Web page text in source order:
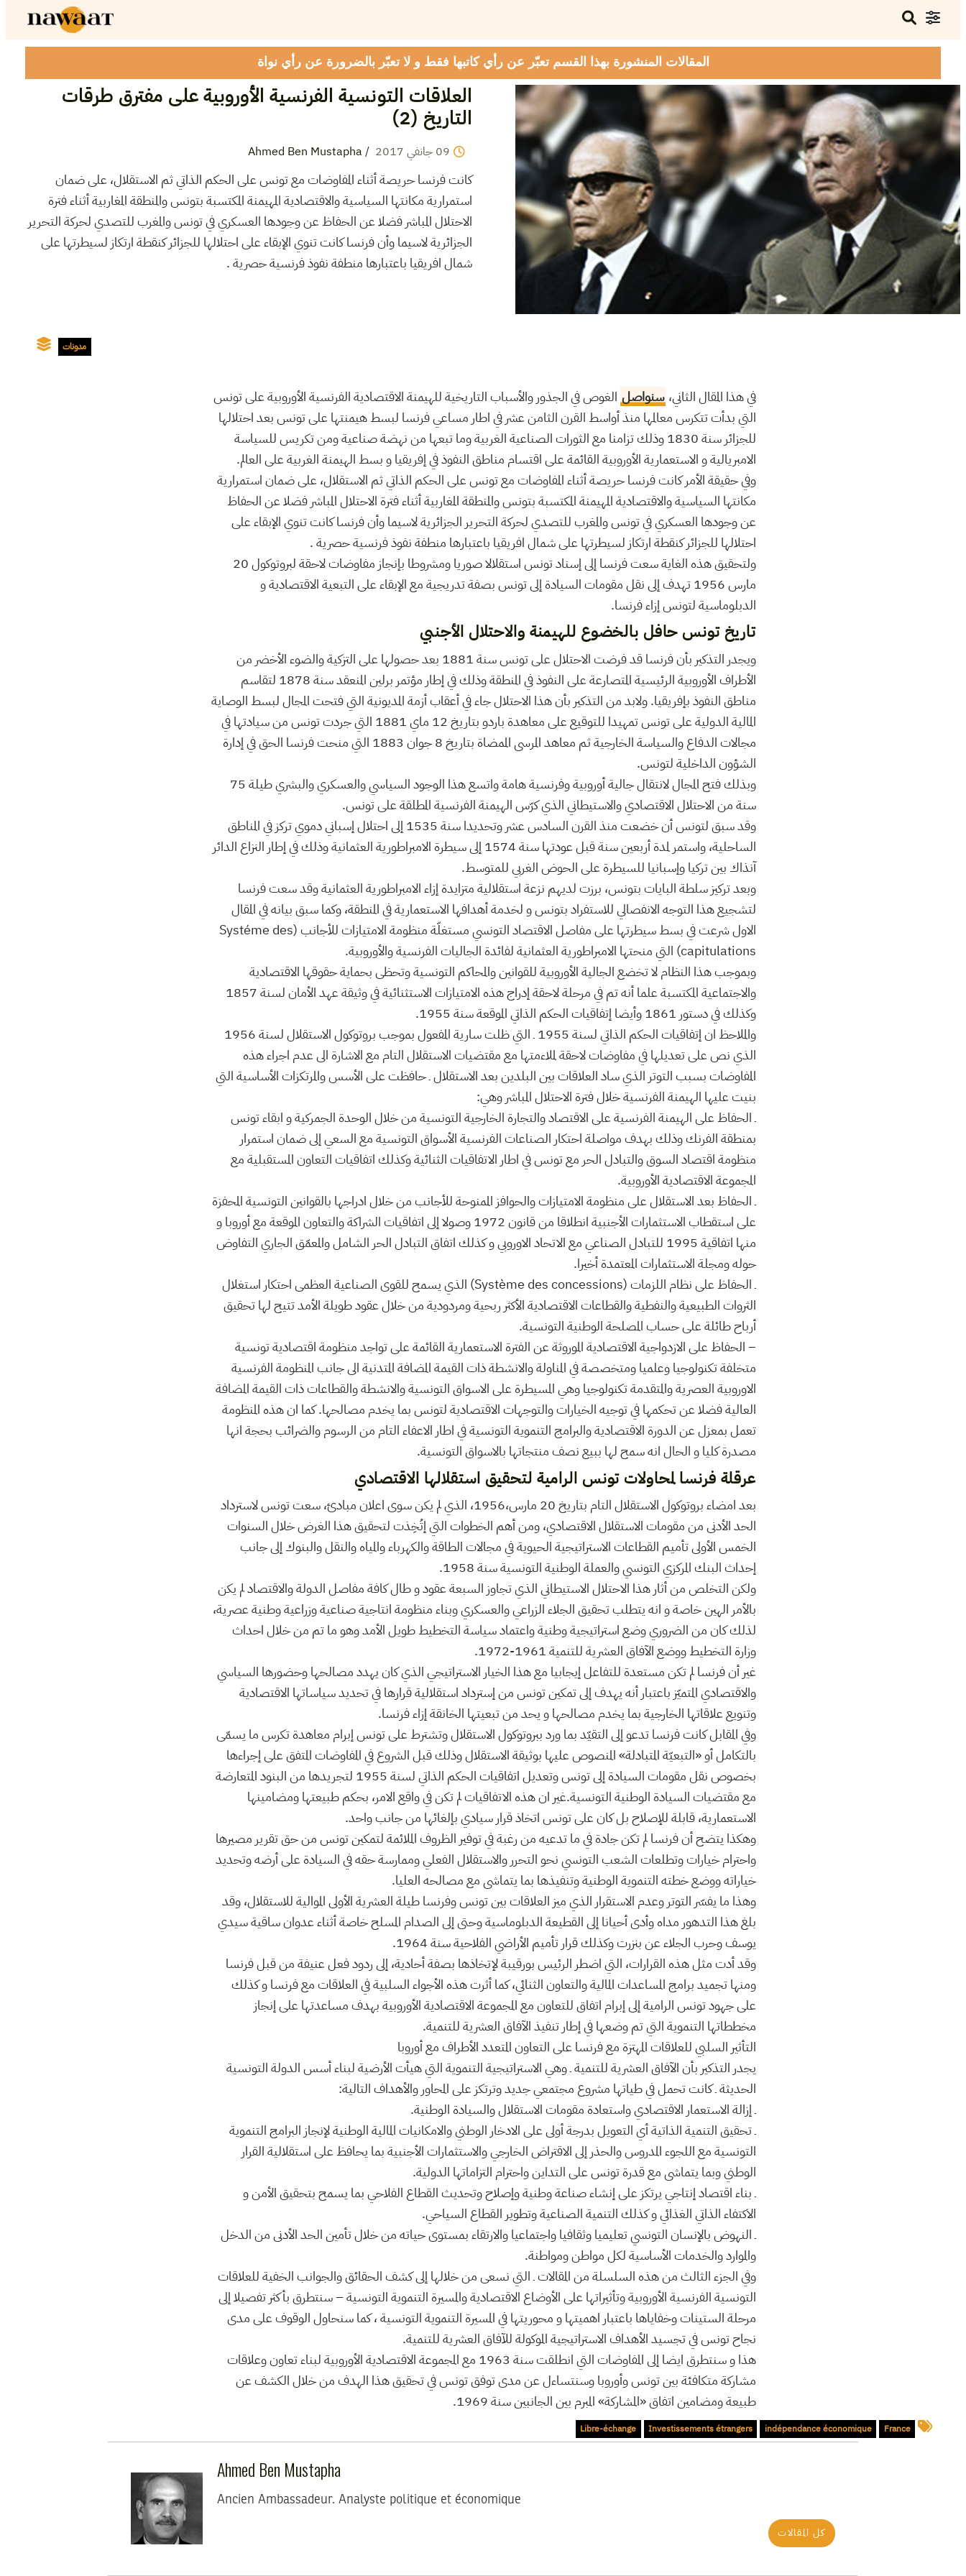
المقالات المنشورة بهذا القسم تعبّر عن رأي كاتبها فقط و لا تعبّر بالضرورة عن رأي نواة
العلاقات التونسية الفرنسية الأوروبية على مفترق طرقات
التاريخ (2)
09 جانفي 2017
/
Ahmed Ben Mustapha
كانت فرنسا حريصة أثناء المفاوضات مع تونس على الحكم الذاتي ثم الاستقلال، على ضمان
استمرارية مكانتها السياسية والاقتصادية المهيمنة المكتسبة بتونس والمنطقة المغاربية أثناء فترة
الاحتلال المباشر فضلا عن الحفاظ عن وجودها العسكري في تونس والمغرب للتصدي لحركة التحرير
الجزائرية لاسيما وأن فرنسا كانت تنوي الإبقاء على احتلالها للجزائر كنقطة ارتكاز لسيطرتها على
شمال افريقيا باعتبارها منطفة نفوذ فرنسية حصرية .
مدونات
في هذا المقال الثاني، سنواصل الغوص في الجذور والأسباب التاريخية للهيمنة الاقتصادية الفرنسية الأوروبية على تونس
التي بدأت تتكرس معالمها منذ أواسط القرن الثامن عشر في اطار مساعي فرنسا لبسط هيمنتها على تونس بعد احتلالها
للجزائر سنة 1830 وذلك تزامنا مع الثورات الصناعية الغربية وما تبعها من نهضة صناعية ومن تكريس للسياسة
الامبريالية و الاستعمارية الأوروبية القائمة على اقتسام مناطق النفوذ في إفريقيا و بسط الهيمنة الغربية على العالم.
وفي حقيقة الأمر كانت فرنسا حريصة أثناء المفاوضات مع تونس على الحكم الذاتي ثم الاستقلال، على ضمان استمرارية
مكانتها السياسية والاقتصادية المهيمنة المكتسبة بتونس والمنطقة المغاربية أثناء فترة الاحتلال المباشر فضلا عن الحفاظ
عن وجودها العسكري في تونس والمغرب للتصدي لحركة التحرير الجزائرية لاسيما وأن فرنسا كانت تنوي الإبقاء على
احتلالها للجزائر كنقطة ارتكاز لسيطرتها على شمال افريقيا باعتبارها منطفة نفوذ فرنسية حصرية .
ولتحقيق هذه الغاية سعت فرنسا إلى إسناد تونس استقلالا صوريا ومشروطا بإنجاز مفاوضات لاحقة لبروتوكول 20
مارس 1956 تهدف إلى نقل مقومات السيادة إلى تونس بصفة تدريجية مع الإبقاء على التبعية الاقتصادية و
الدبلوماسية لتونس إزاء فرنسا.
تاريخ تونس حافل بالخضوع للهيمنة والاحتلال الأجنبي
ويجدر التذكير بأن فرنسا قد فرضت الاحتلال على تونس سنة 1881 بعد حصولها على التزكية والضوء الأخضر من
الأطراف الأوروبية الرئيسية المتصارعة على النفوذ في المنطقة وذلك في إطار مؤتمر برلين المنعقد سنة 1878 لتقاسم
مناطق النفوذ بإفريقيا. ولابد من التذكير بأن هذا الاحتلال جاء في أعقاب أزمة المديونية التي فتحت المجال لبسط الوصاية
المالية الدولية على تونس تمهيدا للتوقيع على معاهدة باردو بتاريخ 12 ماي 1881 التي جردت تونس من سيادتها في
مجالات الدفاع والسياسة الخارجية ثم معاهد المرسى الممضاة بتاريخ 8 جوان 1883 التي منحت فرنسا الحق في إدارة
الشؤون الداخلية لتونس.
وبذلك فتح المجال لانتقال جالية أوروبية وفرنسية هامة واتسع هذا الوجود السياسي والعسكري والبشري طيلة 75
سنة من الاحتلال الاقتصادي والاستيطاني الذي كرّس الهيمنة الفرنسية المطلقة على تونس.
وقد سبق لتونس أن خضعت منذ القرن السادس عشر وتحديدا سنة 1535 إلى احتلال إسباني دموي تركز في المناطق
الساحلية، واستمر لمدة أربعين سنة قبل عودتها سنة 1574 إلى سيطرة الامبراطورية العثمانية وذلك في إطار النزاع الدائر
آنذاك بين تركيا وإسبانيا للسيطرة على الحوض الغربي للمتوسط.
وبعد تركيز سلطة البايات بتونس، برزت لديهم نزعة استقلالية متزايدة إزاء الامبراطورية العثمانية وقد سعت فرنسا
لتشجيع هذا التوجه الانفصالي للاستفراد بتونس و لخدمة أهدافها الاستعمارية في المنطقة، وكما سبق بيانه في المقال
الاول شرعت في بسط سيطرتها على مفاصل الاقتصاد التونسي مستغلّة منظومة الامتيازات للأجانب (Systéme des
capitulations) التي منحتها الامبراطورية العثمانية لفائدة الجاليات الفرنسية والأوروبية.
وبموجب هذا النظام لا تخضع الجالية الأوروبية للقوانين والمحاكم التونسية وتحظى بحماية حقوقها الاقتصادية
والاجتماعية المكتسبة علما أنه تم في مرحلة لاحقة إدراج هذه الامتيازات الاستثنائية في وثيقة عهد الأمان لسنة 1857
وكذلك في دستور 1861 وأيضا إتفاقيات الحكم الذاتي الموقعة سنة 1955.
والملاحظ ان إتفاقيات الحكم الذاتي لسنة 1955 ـ التي ظلت سارية المفعول بموجب بروتوكول الاستقلال لسنة 1956
الذي نص على تعديلها في مفاوضات لاحقة لملاءمتها مع مقتضيات الاستقلال التام مع الاشارة الى عدم اجراء هذه
المفاوضات بسبب التوتر الذي ساد العلاقات بين البلدين بعد الاستقلال ـ حافظت على الأسس والمرتكزات الأساسية التي
بنيت عليها الهيمنة الفرنسية خلال فترة الاحتلال المباشر وهي:
ـ الحفاظ على الهيمنة الفرنسية على الاقتصاد والتجارة الخارجية التونسية من خلال الوحدة الجمركية و ابقاء تونس
بمنطقة الفرنك وذلك بهدف مواصلة احتكار الصناعات الفرنسية الأسواق التونسية مع السعي إلى ضمان استمرار
منظومة اقتصاد السوق والتبادل الحر مع تونس في اطار الاتفاقيات الثنائية وكذلك اتفاقيات التعاون المستقبلية مع
المجموعة الاقتصادية الأوروبية.
ـ الحفاظ بعد الاستقلال على منظومة الامتيازات والحوافز الممنوحة للأجانب من خلال ادراجها بالقوانين التونسية المحفزة
على استقطاب الاستثمارات الأجنبية انطلاقا من قانون 1972 وصولا إلى اتفاقيات الشراكة والتعاون الموقعة مع أوروبا و
منها اتفاقية 1995 للتبادل الصناعي مع الاتحاد الاوروبي و كذلك اتفاق التبادل الحر الشامل والمعمّق الجاري التفاوض
حوله ومجلة الاستثمارات المعتمدة أخيرا.
ـ الحفاظ على نظام اللزمات (Système des concessions) الذي يسمح للقوى الصناعية العظمى احتكار استغلال
الثروات الطبيعية والنفطية والقطاعات الاقتصادية الأكثر ربحية ومردودية من خلال عقود طويلة الأمد تتيح لها تحقيق
أرباح طائلة على حساب المصلحة الوطنية التونسية.
– الحفاظ على الازدواجية الاقتصادية الموروثة عن الفترة الاستعمارية القائمة على تواجد منظومة اقتصادية تونسية
متخلفة تكنولوجيا وعلميا ومتخصصة في المناولة والانشطة ذات القيمة المضافة المتدنية الى جانب المنظومة الفرنسية
الاوروبية العصرية والمتقدمة تكنولوجيا وهي المسيطرة على الاسواق التونسية والانشطة والقطاعات ذات القيمة المضافة
العالية فضلا عن تحكمها في توجيه الخيارات والتوجهات الاقتصادية لتونس بما يخدم مصالحها. كما ان هذه المنظومة
تعمل بمعزل عن الدورة الاقتصادية والبرامج التنموية التونسية في اطار الاعفاء التام من الرسوم والضرائب بحجة انها
مصدرة كليا و الحال انه سمح لها ببيع نصف منتجاتها بالاسواق التونسية.
عرقلة فرنسا لمحاولات تونس الرامية لتحقيق استقلالها الاقتصادي
بعد امضاء بروتوكول الاستقلال التام بتاريخ 20 مارس،1956، الذي لم يكن سوى اعلان مبادئ، سعت تونس لاسترداد
الحد الأدنى من مقومات الاستقلال الاقتصادي، ومن أهم الخطوات التي إتُخِذت لتحقيق هذا الغرض خلال السنوات
الخمس الأولى تأميم القطاعات الاستراتيجية الحيوية في مجالات الطاقة والكهرباء والمياه والنقل والبنوك إلى جانب
إحداث البنك المركزي التونسي والعملة الوطنية التونسية سنة 1958.
ولكن التخلص من أثار هذا الاحتلال الاستيطاني الذي تجاوز السبعة عقود و طال كافة مفاصل الدولة والاقتصاد لم يكن
بالأمر الهين خاصة و انه يتطلب تحقيق الجلاء الزراعي والعسكري وبناء منظومة انتاجية صناعية وزراعية وطنية عصرية،
لذلك كان من الضروري وضع استراتيجية وطنية واعتماد سياسة التخطيط طويل الأمد وهو ما تم من خلال احداث
وزارة التخطيط ووضع الآفاق العشرية للتنمية 1961-1972.
غير أن فرنسا لم تكن مستعدة للتفاعل إيجابيا مع هذا الخيار الاستراتيجي الذي كان يهدد مصالحها وحضورها السياسي
والاقتصادي المتميّز باعتبار أنه يهدف إلى تمكين تونس من إسترداد استقلالية قرارها في تحديد سياساتها الاقتصادية
وتنويع علاقاتها الخارجية بما يخدم مصالحها و يحد من تبعيتها الخانقة إزاء فرنسا.
وفي المقابل كانت فرنسا تدعو إلى التقيّد بما ورد ببروتوكول الاستقلال وتشترط على تونس إبرام معاهدة تكرس ما يسمّى
بالتكامل أو «التبعيّة المتبادلة» المنصوص عليها بوثيقة الاستقلال وذلك قبل الشروع في المفاوضات المتفق على إجراءها
بخصوص نقل مقومات السيادة إلى تونس وتعديل اتفاقيات الحكم الذاتي لسنة 1955 لتجريدها من البنود المتعارضة
مع مقتضيات السيادة الوطنية التونسية.غير ان هذه الاتفاقيات لم تكن في واقع الامر، بحكم طبيعتها ومضامينها
الاستعمارية، قابلة للإصلاح بل كان على تونس اتخاذ قرار سيادي بإلغائها من جانب واحد.
وهكذا يتضح أن فرنسا لم تكن جادة في ما تدعيه من رغبة في توفير الظروف الملائمة لتمكين تونس من حق تقرير مصيرها
واحترام خيارات وتطلعات الشعب التونسي نحو التحرر والاستقلال الفعلي وممارسة حقه في السيادة على أرضه وتحديد
خياراته ووضع خطته التنموية الوطنية وتنفيذها بما يتماشى مع مصالحه العليا.
وهذا ما يفسّر التوتر وعدم الاستقرار الذي ميز العلاقات بين تونس وفرنسا طيلة العشرية الأولى الموالية للاستقلال، وقد
بلغ هذا التدهور مداه وأدى أحيانا إلى القطيعة الدبلوماسية وحتى إلى الصدام المسلح خاصة أثناء عدوان ساقية سيدي
يوسف وحرب الجلاء عن بنزرت وكذلك قرار تأميم الأراضي الفلاحية سنة 1964.
وقد أدت مثل هذه القرارات، التي اضطر الرئيس بورقيبة لإتخاذها بصفة أحادية، إلى ردود فعل عنيفة من قبل فرنسا
ومنها تجميد برامج المساعدات المالية والتعاون الثنائي، كما أثرت هذه الأجواء السلبية في العلاقات مع فرنسا و كذلك
على جهود تونس الرامية إلى إبرام اتفاق للتعاون مع المجموعة الاقتصادية الأوروبية بهدف مساعدتها على إنجاز
مخططاتها التنموية التي تم وضعها في إطار تنفيذ الآفاق العشرية للتنمية.
التأثير السلبي للعلاقات المهتزة مع فرنسا على التعاون المتعدد الأطراف مع أوروبا
يجدر التذكير بأن الآفاق العشرية للتنمية ـ وهي الاستراتيجية التنموية التي هيأت الأرضية لبناء أسس الدولة التونسية
الحديثة ـ كانت تحمل في طياتها مشروع مجتمعي جديد وترتكز على المحاور والأهداف التالية:
ـ إزالة الاستعمار الاقتصادي واستعادة مقومات الاستقلال والسيادة الوطنية.
ـ تحقيق التنمية الذاتية أي التعويل بدرجة أولى على الادخار الوطني والامكانيات المالية الوطنية لإنجاز البرامج التنموية
التونسية مع اللجوء المدروس والحذر إلى الاقتراض الخارجي والاستثمارات الأجنبية بما يحافظ على استقلالية القرار
الوطني وبما يتماشى مع قدرة تونس على التداين واحترام التزاماتها الدولية.
ـ بناء اقتصاد إنتاجي يرتكز على إنشاء صناعة وطنية وإصلاح وتحديث القطاع الفلاحي بما يسمح بتحقيق الأمن و
الاكتفاء الذاتي الغذائي و كذلك التنمية الصناعية وتطوير القطاع السياحي.
ـ النهوض بالإنسان التونسي تعليميا وثقافيا واجتماعيا والارتقاء بمستوى حياته من خلال تأمين الحد الأدنى من الدخل
والموارد والخدمات الأساسية لكل مواطن ومواطنة.
وفي الجزء الثالث من هذه السلسلة من المقالات ـ التي نسعى من خلالها إلى كشف الحقائق والجوانب الخفية للعلاقات
التونسية الفرنسية الأوروبية وتأثيراتها على الأوضاع الاقتصادية والمسيرة التنموية التونسية – سنتطرق بأكثر تفصيلا إلى
مرحلة الستينات وخفاياها باعتبار اهميتها و محوريتها في المسيرة التنموية التونسية ، كما سنحاول الوقوف على مدى
نجاح تونس في تجسيد الأهداف الاستراتيجية الموكولة للآفاق العشرية للتنمية.
هذا و سنتطرق ايضا إلى المفاوضات التي انطلقت سنة 1963 مع المجموعة الاقتصادية الأوروبية لبناء تعاون وعلاقات
مشاركة متكافئة بين تونس وأوروبا وسنتساءل عن مدى توفق تونس في تحقيق هذا الهدف من خلال الكشف عن
طبيعة ومضامين اتفاق «المشاركة» المبرم بين الجانبين سنة 1969.
France
indépendance économique
Investissements étrangers
Libre-échange
Ahmed Ben Mustapha
Ancien Ambassadeur. Analyste politique et économique
كل المقالات